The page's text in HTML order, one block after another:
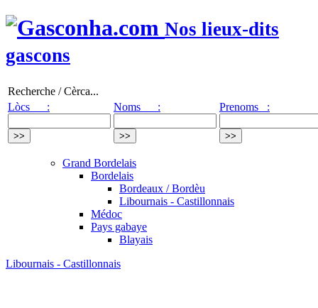
Nos lieux-dits
gascons
Recherche / Cèrca...
Lòcs :
Noms : Prenoms :
Grand Bordelais
Bordelais
Bordeaux / Bordèu
Libournais - Castillonnais
Médoc
Pays gabaye
Blayais
Libournais - Castillonnais